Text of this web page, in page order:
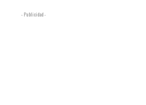
- Publicidad -